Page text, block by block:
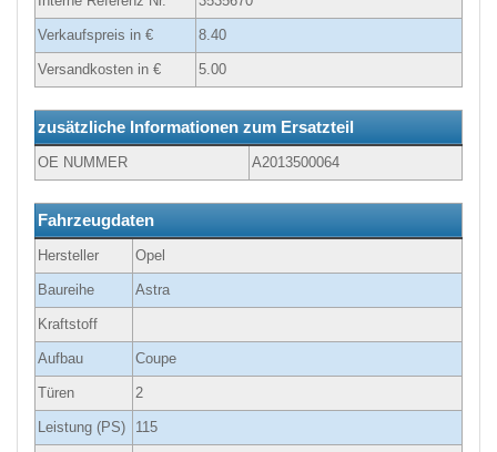
Verkaufspreis in € 8.40
Versandkosten in € 5.00
zusätzliche Informationen zum Ersatzteil
OE NUMMER A2013500064
Fahrzeugdaten
Hersteller Opel
Baureihe Astra
Kraftstoff
Aufbau Coupe
Türen 2
Leistung (PS) 115